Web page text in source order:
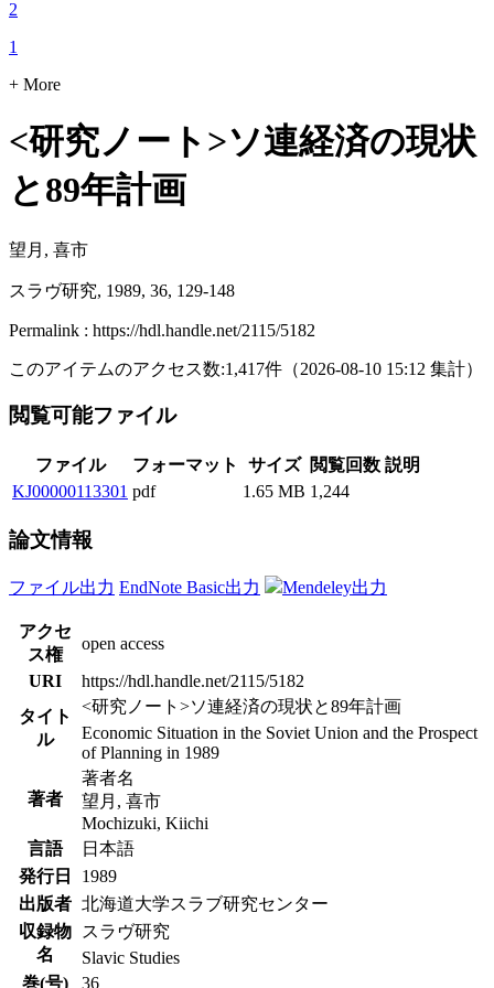
2
1
+ More
<研究ノート>ソ連経済の現状
と89年計画
望月, 喜市
スラヴ研究, 1989, 36, 129-148
Permalink : https://hdl.handle.net/2115/5182
このアイテムのアクセス数:1,417件 （2026-08-10 15:12 集計）
閲覧可能ファイル
ファイル フォーマット サイズ 閲覧回数 説明
KJ00000113301 pdf 1.65 MB 1,244
論文情報
ファイル出力 EndNote Basic出力 Mendeley出力
アクセ
ス権
open access
URI
https://hdl.handle.net/2115/5182
タイト
ル
<研究ノート>ソ連経済の現状と89年計画
Economic Situation in the Soviet Union and the Prospect
of Planning in 1989
著者
著者名
望月, 喜市
Mochizuki, Kiichi
言語
日本語
発行日
1989
出版者 北海道大学スラブ研究センター
収録物
名
スラヴ研究
Slavic Studies
巻(号)
36